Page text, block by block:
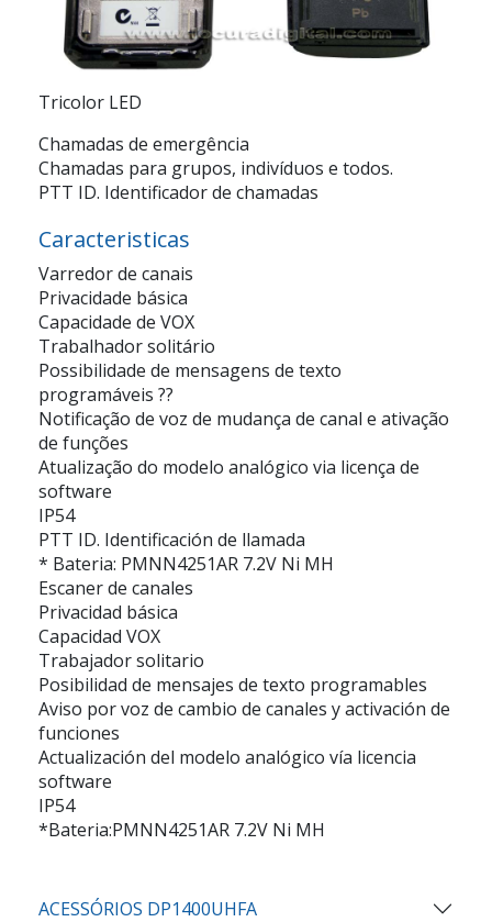
Tricolor LED
Chamadas de emergência
Chamadas para grupos, indivíduos e todos.
PTT ID. Identificador de chamadas
Caracteristicas
Varredor de canais
Privacidade básica
Capacidade de VOX
Trabalhador solitário
Possibilidade de mensagens de texto
programáveis ??
Notificação de voz de mudança de canal e ativação
de funções
Atualização do modelo analógico via licença de
software
IP54
PTT ID. Identificación de llamada
* Bateria: PMNN4251AR 7.2V Ni MH
Escaner de canales
Privacidad básica
Capacidad VOX
Trabajador solitario
Posibilidad de mensajes de texto programables
Aviso por voz de cambio de canales y activación de
funciones
Actualización del modelo analógico vía licencia
software
IP54
*Bateria:PMNN4251AR 7.2V Ni MH
ACESSÓRIOS DP1400UHFA